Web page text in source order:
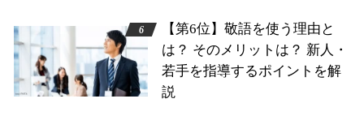
【第6位】敬語を使う理由と
は？ そのメリットは？ 新人・
若手を指導するポイントを解
説